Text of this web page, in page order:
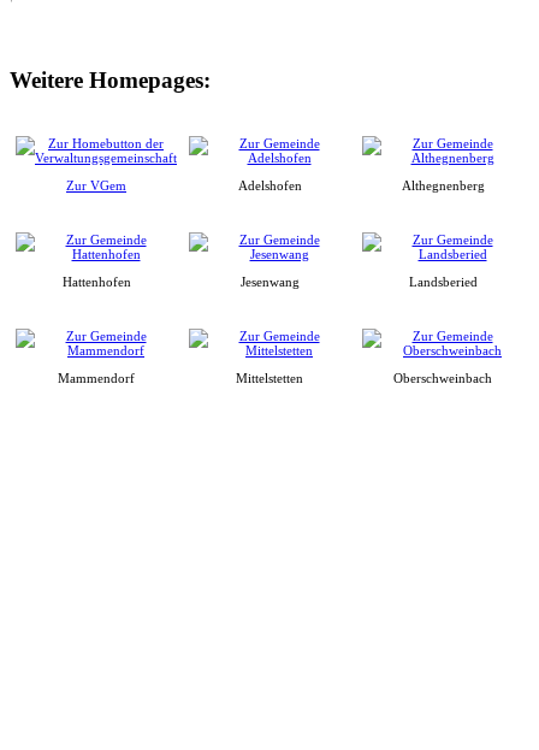
Weitere Homepages:
Zur VGem Adelshofen Althegnenberg
Hattenhofen Jesenwang Landsberied
Mammendorf Mittelstetten Oberschweinbach